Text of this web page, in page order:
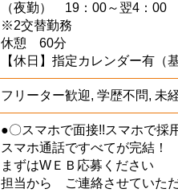
（夜勤） 19：00～翌4：00
※2交替勤務
休憩 60分
【休日】指定カレンダー有（
フリーター歓迎, 学歴不問, 未
●〇スマホで面接!!スマホで採
スマホ通話ですべてが完結！
まずはWＥＢ応募ください
担当から ご連絡させていた